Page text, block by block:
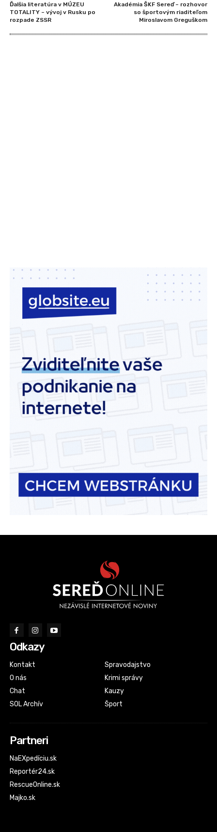
Ďalšia literatúra v MÚZEU
TOTALITY – vývoj v Rusku po
rozpade ZSSR
Akadémia ŠKF Sereď – rozhovor
so športovým riaditeľom
Miroslavom Greguškom
Odkazy
Kontakt
O nás
Chat
SOL Archív
Spravodajstvo
Krimi správy
Kauzy
Šport
Partneri
NaEXpedíciu.sk
Reportér24.sk
RescueOnline.sk
Majko.sk